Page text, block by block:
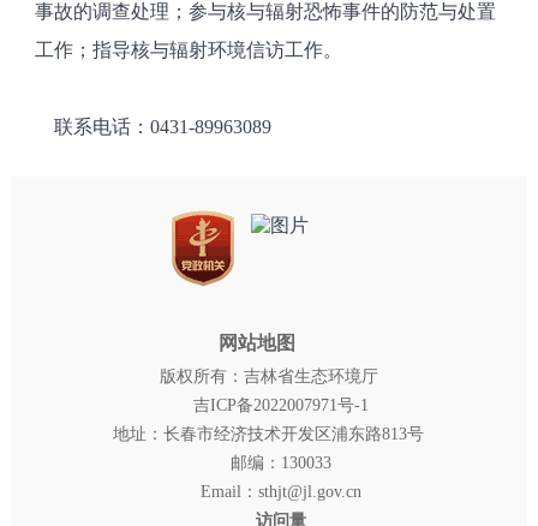
事故的调查处理；参与核与辐射恐怖事件的防范与处置
工作；指导核与辐射环境信访工作。
联系电话：0431-89963089
网站地图
版权所有：吉林省生态环境厅
吉ICP备2022007971号-1
地址：长春市经济技术开发区浦东路813号
邮编：130033
Email：sthjt@jl.gov.cn
访问量